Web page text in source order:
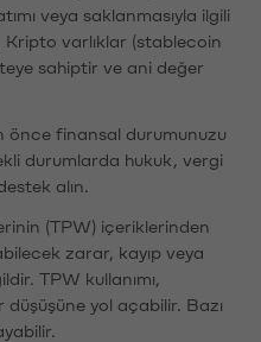
veya saklanmasıyla ilgili
varlıklar (stablecoin
sahiptir ve ani değer
önce finansal durumunuzu
durumlarda hukuk, vergi
alın.
(TPW) içeriklerinden
zarar, kayıp veya
TPW kullanımı,
düşüşüne yol açabilir. Bazı